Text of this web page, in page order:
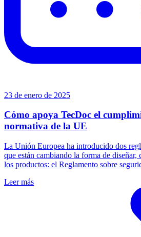
23 de enero de 2025
Cómo apoya TecDoc el
normativa de la UE
La Unión Europea ha introducido dos
que están cambiando la forma de
los productos: el Reglamento sobre
Leer más